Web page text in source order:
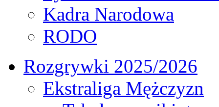
Kadra Narodowa
RODO
Rozgrywki 2025/2026
Ekstraliga Mężczyzn